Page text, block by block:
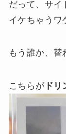
だって、サイ
イケちゃう
もう誰か、
こちらが ド